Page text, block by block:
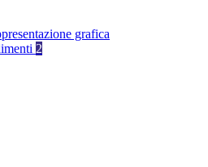
grafica
2